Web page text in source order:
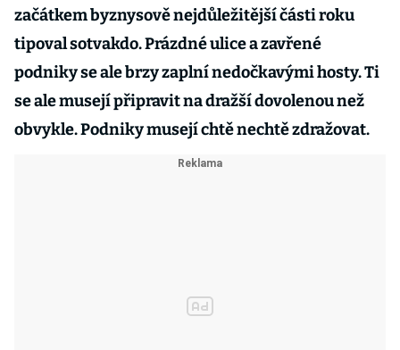
začátkem byznysově nejdůležitější části roku
tipoval sotvakdo. Prázdné ulice a zavřené
podniky se ale brzy zaplní nedočkavými hosty. Ti
se ale musejí připravit na dražší dovolenou než
obvykle. Podniky musejí chtě nechtě zdražovat.